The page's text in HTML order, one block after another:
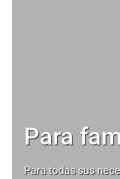
Para
Para todas sus